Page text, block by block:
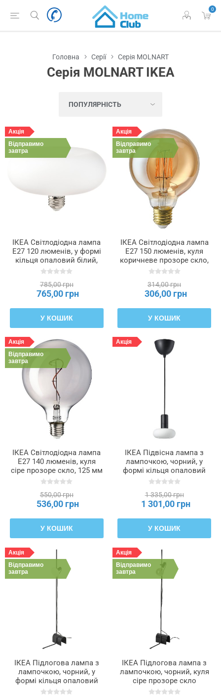
0
Головна Серії Серія MOLNART
Серія MOLNART IKEA
Акція
Відправимо
завтра
ІКЕА Світлодіодна лампа
E27 120 люменів, у формі
кільця опаловий білий,
2400 Кельвін 150 мм
785,00 грн
765,00 грн
У КОШИК
Акція
Відправимо
завтра
ІКЕА Світлодіодна лампа
E27 150 люменів, куля
коричневе прозоре скло,
95 мм MOLNART,
314,00 грн
306,00 грн
У КОШИК
Акція
Відправимо
завтра
ІКЕА Світлодіодна лампа
E27 140 люменів, куля
сіре прозоре скло, 125 мм
MOLNART, 205.134.81
550,00 грн
536,00 грн
У КОШИК
Акція
ІКЕА Підвісна лампа з
лампочкою, чорний, у
формі кільця опаловий
білий SUNNEBY СУННЕБЮ
1 335,00 грн
1 301,00 грн
У КОШИК
Акція
Відправимо
завтра
ІКЕА Підлогова лампа з
лампочкою, чорний, у
формі кільця опаловий
білий HÅRSLINGA /
Акція
Відправимо
завтра
ІКЕА Підлогова лампа з
лампочкою, чорний, куля
сіре прозоре скло
HÅRSLINGA / MOLNART,